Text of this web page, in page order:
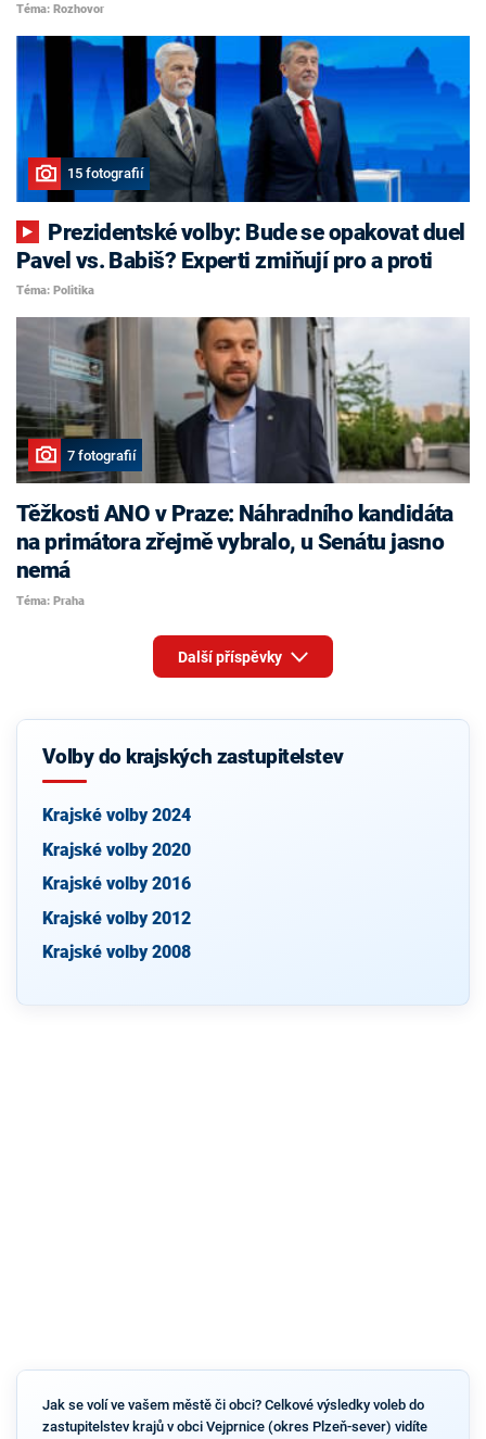
Téma: Rozhovor
15 fotografií
Pavel vs. Babiš? Experti zmiňují pro a proti
Téma: Politika
7 fotografií
Těžkosti ANO v Praze: Náhradního kandidáta
na primátora zřejmě vybralo, u Senátu jasno
nemá
Téma: Praha
Další příspěvky
Volby do krajských zastupitelstev
Krajské volby 2024
Krajské volby 2020
Krajské volby 2016
Krajské volby 2012
Krajské volby 2008
Jak se volí ve vašem městě či obci? Celkové výsledky voleb do
zastupitelstev krajů v obci Vejprnice (okres Plzeň-sever) vidíte